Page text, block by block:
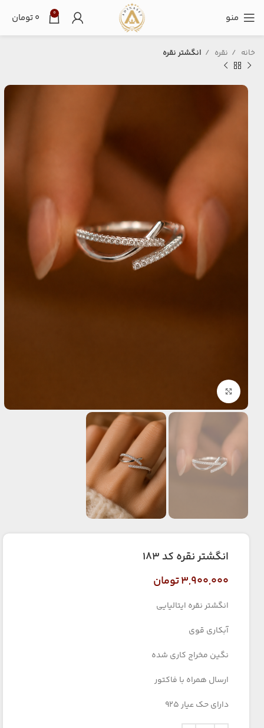
منو 0 ۰تومان
خانه نقره انگشتر نقره
انگشتر نقره کد ۱۸۳
۳,۹۰۰,۰۰۰تومان
انگشتر نقره ایتالیایی
آبکاری قوی
نگین مخراج کاری شده
ارسال همراه با فاکتور
دارای حک عیار ۹۲۵